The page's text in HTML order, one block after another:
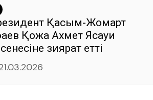
Қасым-Жомарт
Қожа Ахмет Ясауи
зиярат етті